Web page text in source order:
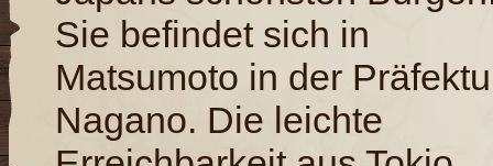
Sie befindet sich in
Matsumoto in der
Nagano. Die leichte